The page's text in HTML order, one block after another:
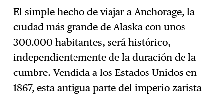
El simple hecho de viajar a Anchorage, la
ciudad más grande de Alaska con unos
300.000 habitantes, será histórico,
independientemente de la duración de la
cumbre. Vendida a los Estados Unidos en
1867, esta antigua parte del imperio zarista